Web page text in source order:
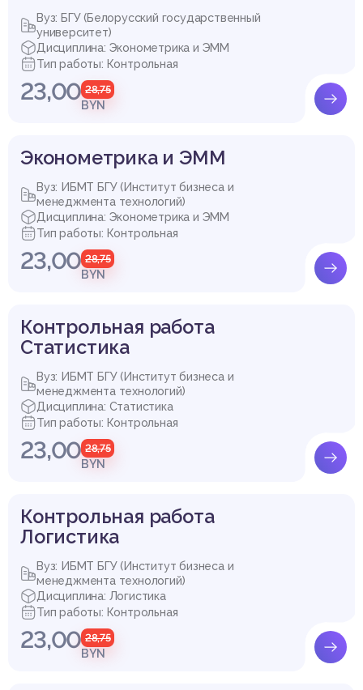
Вуз: БГУ (Белорусский государственный
университет)
Дисциплина: Эконометрика и ЭММ
Тип работы: Контрольная
23,00 28,75
BYN
Эконометрика и ЭММ
Вуз: ИБМТ БГУ (Институт бизнеса и
менеджмента технологий)
Дисциплина: Эконометрика и ЭММ
Тип работы: Контрольная
23,00 28,75
BYN
Контрольная работа
Статистика
Вуз: ИБМТ БГУ (Институт бизнеса и
менеджмента технологий)
Дисциплина: Статистика
Тип работы: Контрольная
23,00 28,75
BYN
Контрольная работа
Логистика
Вуз: ИБМТ БГУ (Институт бизнеса и
менеджмента технологий)
Дисциплина: Логистика
Тип работы: Контрольная
23,00 28,75
BYN